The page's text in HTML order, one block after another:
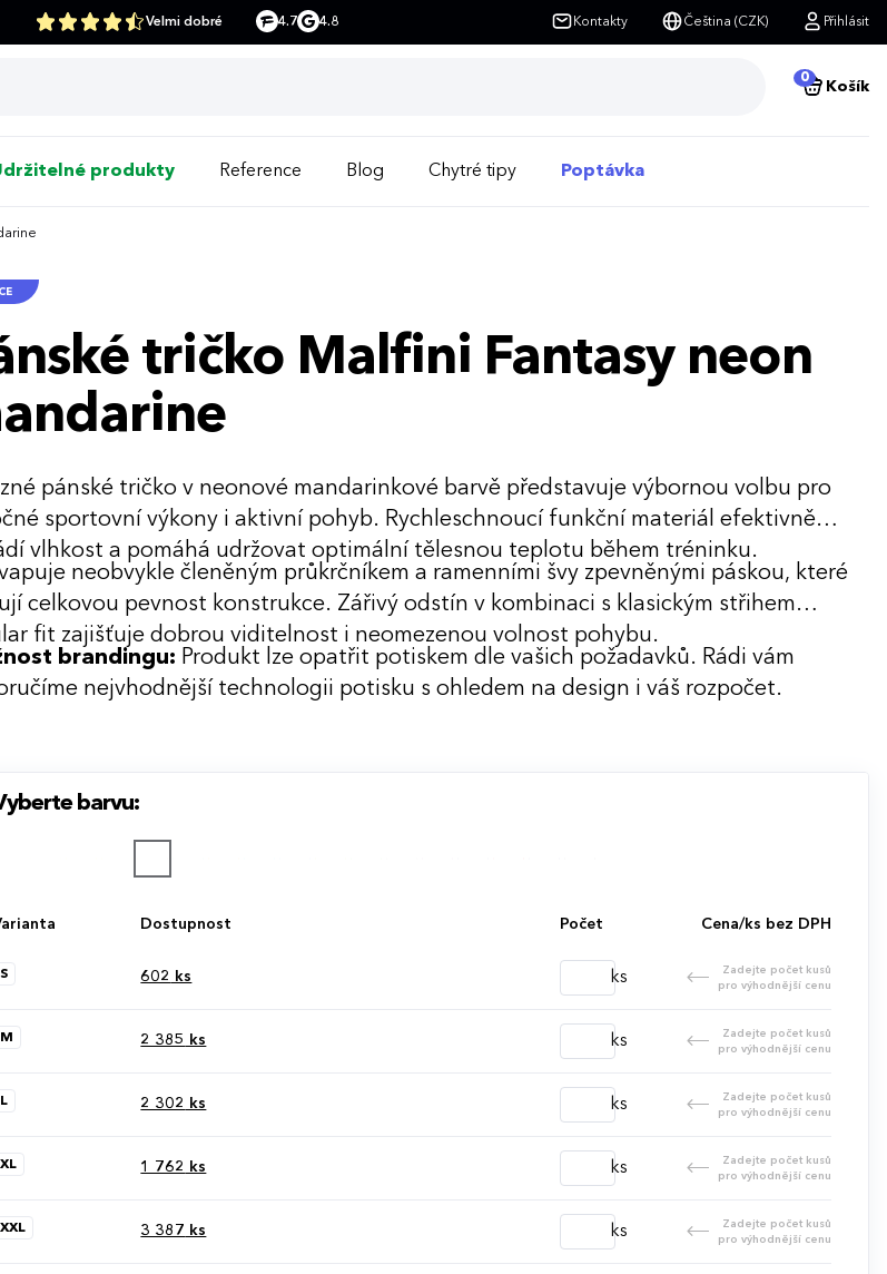
Velmi dobré 4.7 4.8 Kontakty Čeština (CZK) Přihlásit
0
Košík
produkty Reference Blog Chytré tipy Poptávka
tričko Malfini Fantasy neon
pánské tričko v neonové mandarinkové barvě představuje výbornou volbu pro
sportovní výkony i aktivní pohyb. Rychleschnoucí funkční materiál efektivně
vlhkost a pomáhá udržovat optimální tělesnou teplotu během tréninku.
neobvykle členěným průkrčníkem a ramenními švy zpevněnými páskou, které
celkovou pevnost konstrukce. Zářivý odstín v kombinaci s klasickým střihem
fit zajišťuje dobrou viditelnost i neomezenou volnost pohybu.
brandingu: Produkt lze opatřit potiskem dle vašich požadavků. Rádi vám
nejvhodnější technologii potisku s ohledem na design i váš rozpočet.
barvu:
Dostupnost Počet Cena/ks bez DPH
S 602 ks ks
Zadejte počet kusů
pro výhodnější cenu
M 2 385 ks ks
Zadejte počet kusů
pro výhodnější cenu
L 2 302 ks ks
Zadejte počet kusů
pro výhodnější cenu
XL 1 762 ks ks
Zadejte počet kusů
pro výhodnější cenu
XXL 3 387 ks ks
Zadejte počet kusů
pro výhodnější cenu